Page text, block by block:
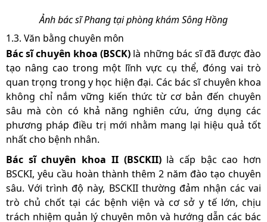
Ảnh bác sĩ Phang tại phòng khám Sông Hồng
1.3. Văn bằng chuyên môn
Bác sĩ chuyên khoa (BSCK) là những bác sĩ đã được đào
tạo nâng cao trong một lĩnh vực cụ thể, đóng vai trò
quan trọng trong y học hiện đại. Các bác sĩ chuyên khoa
không chỉ nắm vững kiến thức từ cơ bản đến chuyên
sâu mà còn có khả năng nghiên cứu, ứng dụng các
phương pháp điều trị mới nhằm mang lại hiệu quả tốt
nhất cho bệnh nhân.
Bác sĩ chuyên khoa II (BSCKII)là cấp bậc cao hơn
BSCKI, yêu cầu hoàn thành thêm 2 năm đào tạo chuyên
sâu. Với trình độ này, BSCKII thường đảm nhận các vai
trò chủ chốt tại các bệnh viện và cơ sở y tế lớn, chịu
trách nhiệm quản lý chuyên môn và hướng dẫn các bác